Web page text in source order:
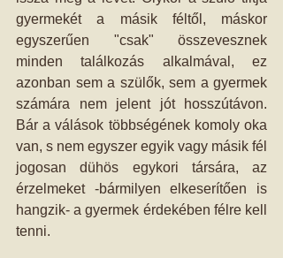
gyermekét a másik féltől, máskor
egyszerűen "csak" összevesznek
minden találkozás alkalmával, ez
azonban sem a szülők, sem a gyermek
számára nem jelent jót hosszútávon.
Bár a válások többségének komoly oka
van, s nem egyszer egyik vagy másik fél
jogosan dühös egykori társára, az
érzelmeket -bármilyen elkeserítően is
hangzik- a gyermek érdekében félre kell
tenni.